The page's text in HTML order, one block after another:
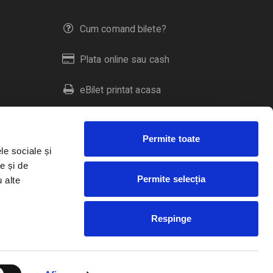
sociale și
și de
alte
Permite toate
Permite selecția
Respinge
Cum comand bilete?
Plata online sau cash
eBilet printat acasa
Livrare prin curier
Duplicare bilete